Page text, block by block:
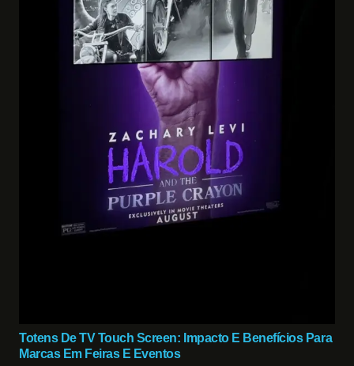
Totens De TV Touch Screen: Impacto E Benefícios Para
Marcas Em Feiras E Eventos